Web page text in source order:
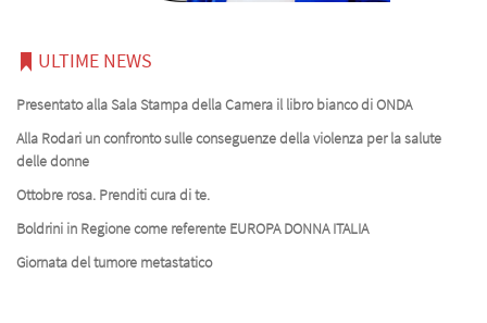
ULTIME NEWS
Presentato alla Sala Stampa della Camera il libro bianco di ONDA
Alla Rodari un confronto sulle conseguenze della violenza per la salute
delle donne
Ottobre rosa. Prenditi cura di te.
Boldrini in Regione come referente EUROPA DONNA ITALIA
Giornata del tumore metastatico